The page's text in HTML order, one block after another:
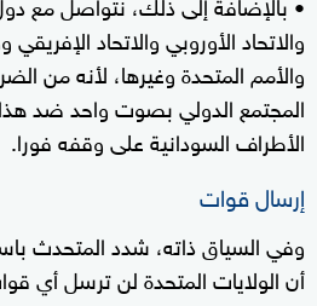
والاتحاد الأوروبي والاتحاد
والأمم المتحدة وغيرها، لأنه من
المجتمع الدولي بصوت واحد ضد
الأطراف السودانية على وقفه فورا.
إرسال قوات
وفي السياق ذاته، شدد المتحدث
أن الولايات المتحدة لن ترسل أي